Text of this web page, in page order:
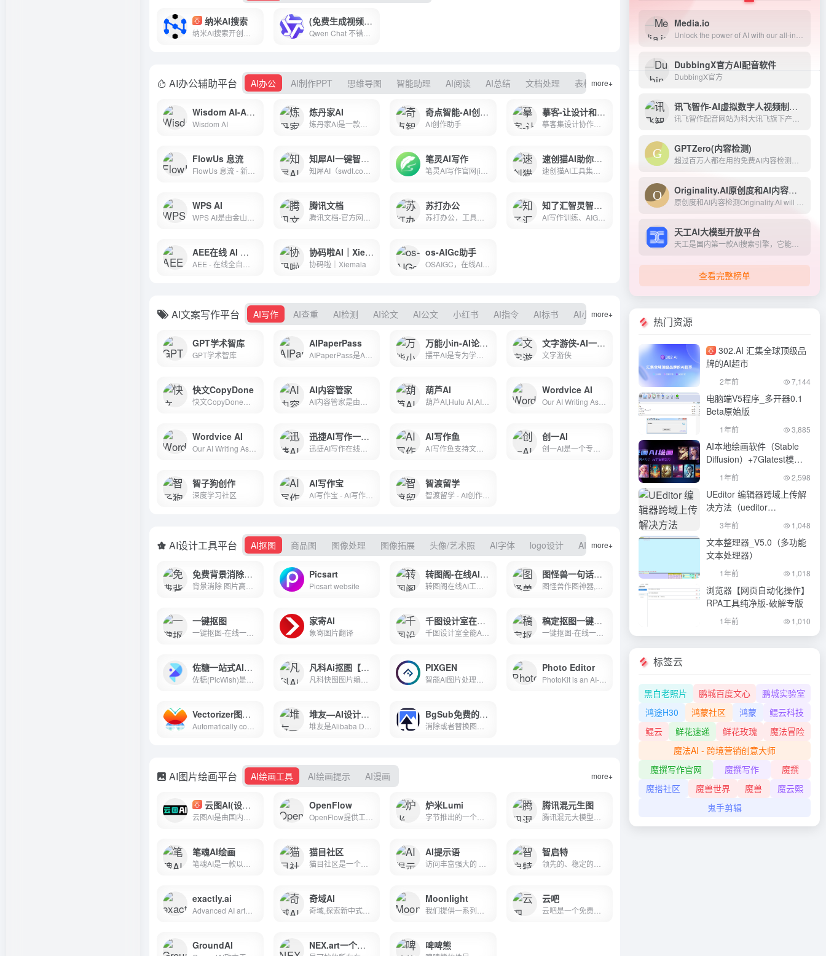
纳米AI搜索 (免费生成视频多模型使用)Qwen Chat
Qwen Chat 不错的AI整合 免费使用 视频生成 多模型使用 联网功能
AI办公辅助平台 AI办公 AI制作PPT 思维导图 智能助理 AI阅读 AI总结 文档处理 表格 简历
more+
Wisdom AI-AI超级工作流
Wisdom AI
炼丹家AI
炼丹家AI是一款专注AI智能写作、AI智能绘画的高效创作应用，提供超级多种AI自动写作生成器，在线写各类材料文章作文，工作计划总结报告，论文辅助，小说灵感，创意策划，宣传软文，公众号写作，学术研究，PPT，演讲稿，简历润色，活动策划，旅游攻略，好物种草，短视频脚本创作等，自动生成高质量的原创文章。
奇点智能-AI创作助手
AI创作助手
摹客-让设计和协作更快更简单
摹客集设计协作平台、原型设计和设计规范为一体，数百万设计师、产品经理和开发工程师必备设计神器、交互原型、标注切图、文档管理。设计+协作，摹客就够了！
FlowUs 息流 知犀AI一键智能生成脑图 笔灵AI写作 速创猫AI助你高效完成任务
速创猫AI工具集成平台，智能工具多、速度快、好用、性价比高、性价比高。包括AI字幕、AI简历、AI写作等AI工具，自动高效完成任务。我们致力于为您提供最先进、最实用的AI工具。
WPS AI 腾讯文档 苏打办公 知了汇智灵智汇的AIGC资源
AI写作训练、‌AIGC绘画工具以及人工智能视频智能体平台。‌我们提供全面的AI创作工具，‌无论是文字、‌图像还是视频，‌都能在这里找到智能化的解决方案。‌灵智汇AI助手致力于帮助用户提升创作效率，‌激发无限创意。‌无论您是专业创作者还是初学者，‌都能在这里找到适合自己的AI工具，‌开启智能创作的新篇章。
AEE在线 AI 全自动 Excel 编辑器 协码啦AI｜Xiemala
协码啦｜Xiemala
os-AIGc助手
AI文案写作平台 AI写作 AI查重 AI检测 AI论文 AI公文 小红书 AI指令 AI标书 AI小说more+
GPT学术智库
GPT学术智库
AIPaperPass
AIPaperPass是AI原创论文写作平台，10分钟产出3万字，提供真实网络数据、图、表、公式、代码，不限次2000字3级大纲，附带ppt、开题报告、任务书、40篇真实参考文献。
万能小in-AI论文写作 文字游侠-AI一键写头条
文字游侠
快文CopyDone AI内容管家 葫芦AI Wordvice AI
Our AI Writing Assistant offers a suite of AI revision tools, including a text editor, AI reviser, translator, paraphrasing tools, and more.
Wordvice AI 迅捷AI写作一个在线AI写作软件 AI写作鱼 创一AI
智子狗创作
深度学习社区
AI写作宝
AI写作宝 - AI写作生成器 - 在线AI智能写作问答助手 - 风平科技
智渡留学
AI设计工具平台 AI抠图 商品图 图像处理 图像拓展 头像/艺术照 AI字体 logo设计 AI服装
more+
免费背景消除高清物体移除在线平台 Picsart
Picsart website
转图阁-在线AI工具 图怪兽一句话AI作图神器
一键抠图 家寄AI
象寄图片翻译
千图设计室在线Al抠图 稿定抠图一键抠图
一键抠图-在线一键抠图换背景,专业的快速抠图软件
佐糖一站式AI图像创作 凡科Ai抠图【图片编辑】在线图片编辑器 PIXGEN Photo Editor
PhotoKit is an AI-based online photo editor, convenient and easy to use. Crop, resize, rotate and apply basic edits with ease, start to edit your photos, pictures and images with a free online photo editor.
Vectorizer图片矢量化在线工具 堆友—AI设计生产力工具 BgSub免费的在线Al智能抠图工具
AI图片绘画平台 AI绘画工具 AI绘画提示 AI漫画 more+
云图AI(设计师出图) OpenFlow 炉米Lumi 腾讯混元生图
笔魂AI绘画 猫目社区
猫目社区是一个优质的 AIGC 应用平台，专门为你提供用于创建、分享和交易各种AI创意的工具和空间。猫目社区致力于推动 AI 的发展，并帮助创作者和爱好者找到灵感，释放创造力，实现价值。在这里，你可以探索各种精彩的 AI 应用，分享你的创新成果，交流思想和技术，培养你的 AI 社区。来猫目社区，让我们一起推动AI创新、分享和交易的新时代！
AI提示语 智启特
exactly.ai 奇域AI
奇域,探索新中式美学的AI绘画社区。利用人工智能生成精美的画作,展现东方美学的魅力。无论是艺术爱好者还是专业艺术设计师,都可以在奇域找到灵感。加入奇域,一起探索现代科技与中式审美的完美结合。
Moonlight 云吧
GroundAI NEX.art一个创新的AI图像生成平台 啤啤熊
Media.io
DubbingX官方AI配音软件
DubbingX官方
讯飞智作-AI虚拟数字人视频制作-一键创作口播视频-文字转视频-数字分身定制
GPTZero(内容检测)
Originality.AI原创度和AI内容检测
天工AI大模型开放平台
查看完整榜单
热门资源
302.AI 汇集全球顶级品
牌的AI超市
2年前 7,144
电脑端V5程序_多开器0.1
Beta原始版
1年前 3,885
AI本地绘画软件（Stable
Diffusion）+7Glatest模型
+10G数据整合包
1年前 2,598
UEditor 编辑器跨域上传解
决方法（ueditor
serverurl）奔走相告
3年前 1,048
文本整理器_V5.0（多功能
文本处理器）
1年前 1,018
浏览器【网页自动化操作】
RPA工具纯净版-破解专版
1年前 1,010
标签云
黑白老照片 鹏城百度文心
鹏城实验室
鸿途H30
鸿蒙社区 鸿蒙
鲲云科技
鲲云
鲜花速递 鲜花玫瑰
魔法冒险
魔法AI - 跨境营销创意大师
魔撰写作官网
魔撰写作
魔撰
魔搭社区
魔兽世界 魔兽
魔云熙
鬼手剪辑